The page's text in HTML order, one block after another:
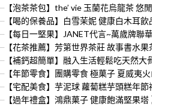
【泡茶茶包】the’ vie 玉蘭花烏龍茶 悠閒下午茶 喝
【喝的保養品】白雪茉妮 健康白木耳飲品養生 多
【每日一堅果】JANET代言~萬歲牌聯華食品 纖
【花茶推薦】芳第世界茶莊 故事書水果茶 翻開第
【補鈣超簡單】融入生活輕鬆吃天然大骨 U!be
【年節零食】團購零食 極菓子 夏威夷火山豆 口味
【宅配美食】芋泥球 蘿蔔糕芋頭糕年節禮盒 芋見
【過年禮盒】鴻鼎菓子 健康飽滿堅果塔 夏威夷豆/